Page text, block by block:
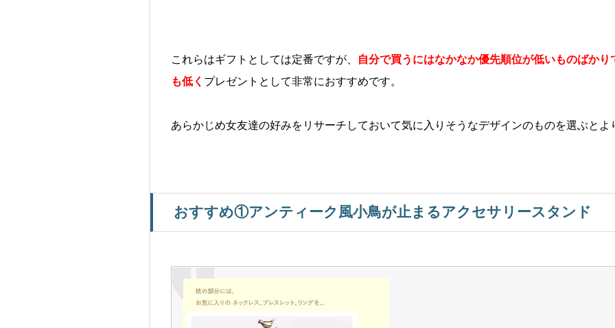
これらはギフトとしては定番ですが、
自分で買うにはなかなか優先順位が低いものばか
も低く プレゼントとして非常におすすめです。
あらかじめ女友達の好みをリサーチしておいて気に入りそうなデザインのものを選ぶとよ
おすすめ①アンティーク風小鳥が止まるアクセサリースタンド